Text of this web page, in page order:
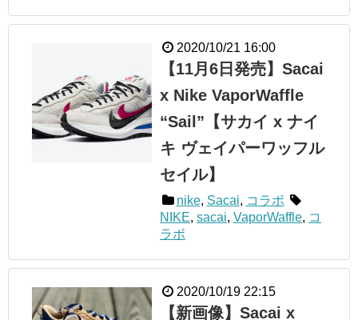
2020/10/21 16:00
【11月6日発売】Sacai
x Nike VaporWaffle
“Sail”【サカイ x ナイ
キ ヴェイパーワッフル
セイル】
nike, Sacai, コラボ
NIKE, sacai, VaporWaffle, コ
ラボ
2020/10/19 22:15
【新画像】Sacai x